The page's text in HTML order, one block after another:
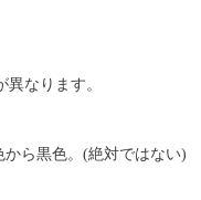
なります。
ら黒色。(絶対ではない)